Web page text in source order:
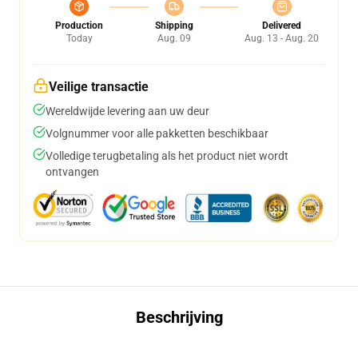
Production
Today
Shipping
Aug. 09
Delivered
Aug. 13 - Aug. 20
Veilige transactie
Wereldwijde levering aan uw deur
Volgnummer voor alle pakketten beschikbaar
Volledige terugbetaling als het product niet wordt
ontvangen
Beschrijving